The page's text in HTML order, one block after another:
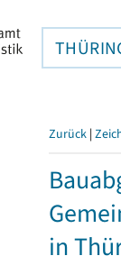
Zurück |
in